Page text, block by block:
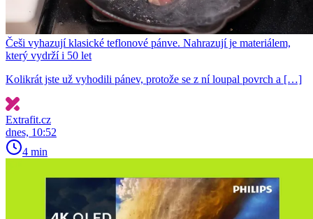
Češi vyhazují klasické teflonové pánve. Nahrazují je materiálem,
který vydrží i 50 let
Kolikrát jste už vyhodili pánev, protože se z ní loupal povrch a […]
Extrafit.cz
dnes, 10:52
4 min